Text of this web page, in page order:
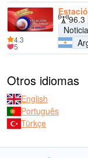
96.3
4.3
5
Otros idiomas
English
Português
Türkçe